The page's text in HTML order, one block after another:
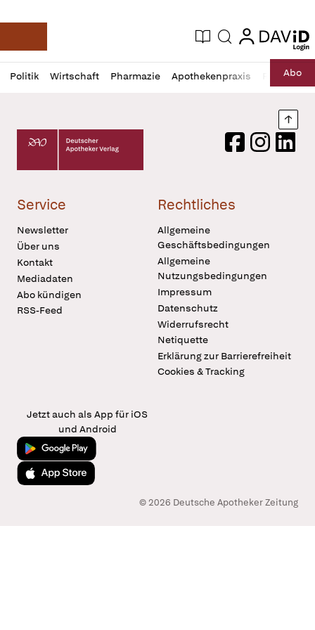
Deutsche Apotheker Zeitung
Aktuelle Ausgabe
Suche login
login
Politik Wirtschaft Pharmazie Apothekenpraxis RechtAbo
Profil
öffnen
Daz
Pur
Deutscher Apotheker Verlag Logo
FacebookInstagram
Service
Newsletter
Über uns
Kontakt
Mediadaten
Abo kündigen
RSS-Feed
Rechtliches
Allgemeine
Geschäftsbedingungen
Allgemeine
Nutzungsbedingungen
Impressum
Datenschutz
Widerrufsrecht
Netiquette
Erklärung zur Barrierefreiheit
Cookies & Tracking
Jetzt auch als App für iOS
und Android
Jetzt bei Google Play
Laden im App Store
© 2026 Deutsche Apotheker Zeitung